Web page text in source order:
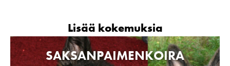
Lisää kokemuksia
SAKSANPAIMENKOIRA